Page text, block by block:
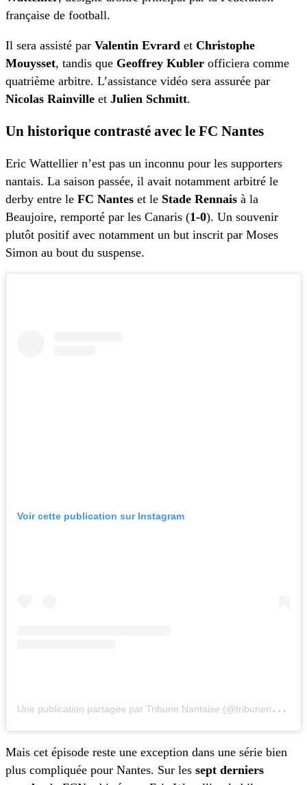
française de football.
Il sera assisté par Valentin Evrard et Christophe
Mouysset, tandis que Geoffrey Kubler officiera comme
quatrième arbitre. L’assistance vidéo sera assurée par
Nicolas Rainville et Julien Schmitt.
Un historique contrasté avec le FC Nantes
Eric Wattellier n’est pas un inconnu pour les supporters
nantais. La saison passée, il avait notamment arbitré le
derby entre le FC Nantes et le Stade Rennais à la
Beaujoire, remporté par les Canaris (1-0). Un souvenir
plutôt positif avec notamment un but inscrit par Moses
Simon au bout du suspense.
Voir cette publication sur Instagram
U
ne publication partagée par Tribune Nantaise (@tribunenantaise)
Mais cet épisode reste une exception dans une série bien
plus compliquée pour Nantes. Sur les sept derniers